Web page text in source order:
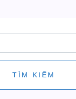
TÌM KIẾM